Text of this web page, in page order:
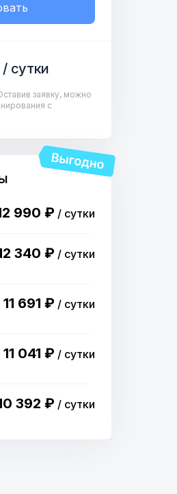
/ сутки
заявку, можно
с
990 ₽ / сутки
340 ₽ / сутки
11 691 ₽ / сутки
11 041 ₽ / сутки
392 ₽ / сутки